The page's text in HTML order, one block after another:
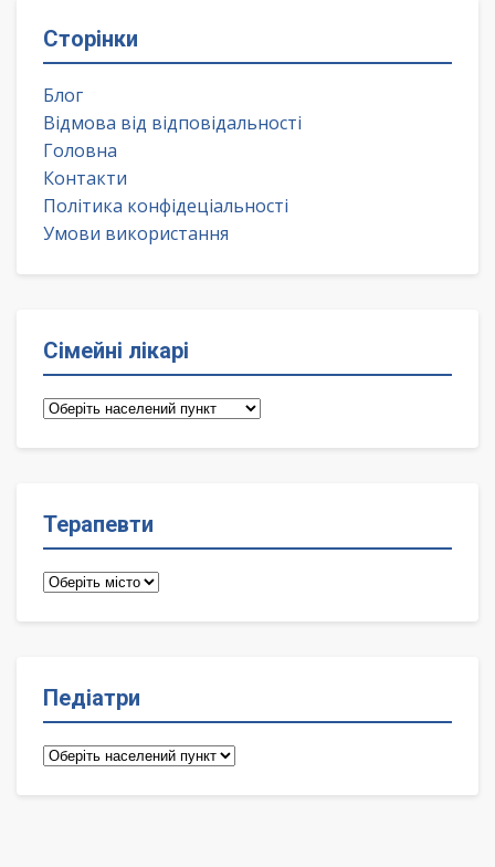
Сторінки
Блог
Відмова від відповідальності
Головна
Контакти
Політика конфідеціальності
Умови використання
Сімейні лікарі
Сімейні
Терапевти
Терапевти
Педіатри
Педіатри